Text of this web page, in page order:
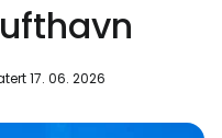
17. 06. 2026
Google